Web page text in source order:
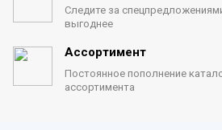
Следите за
выгоднее
Ассортимент
Постоянное пополнение
ассортимента